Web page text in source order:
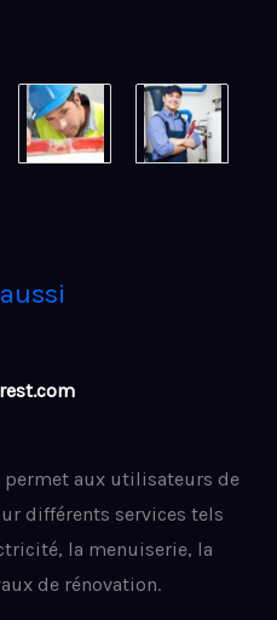
aux utilisateurs de
différents services tels
la menuiserie, la
de rénovation.